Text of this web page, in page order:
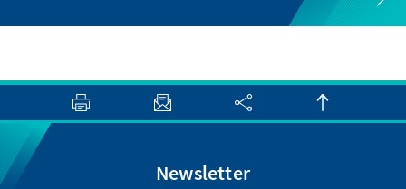
Newsletter